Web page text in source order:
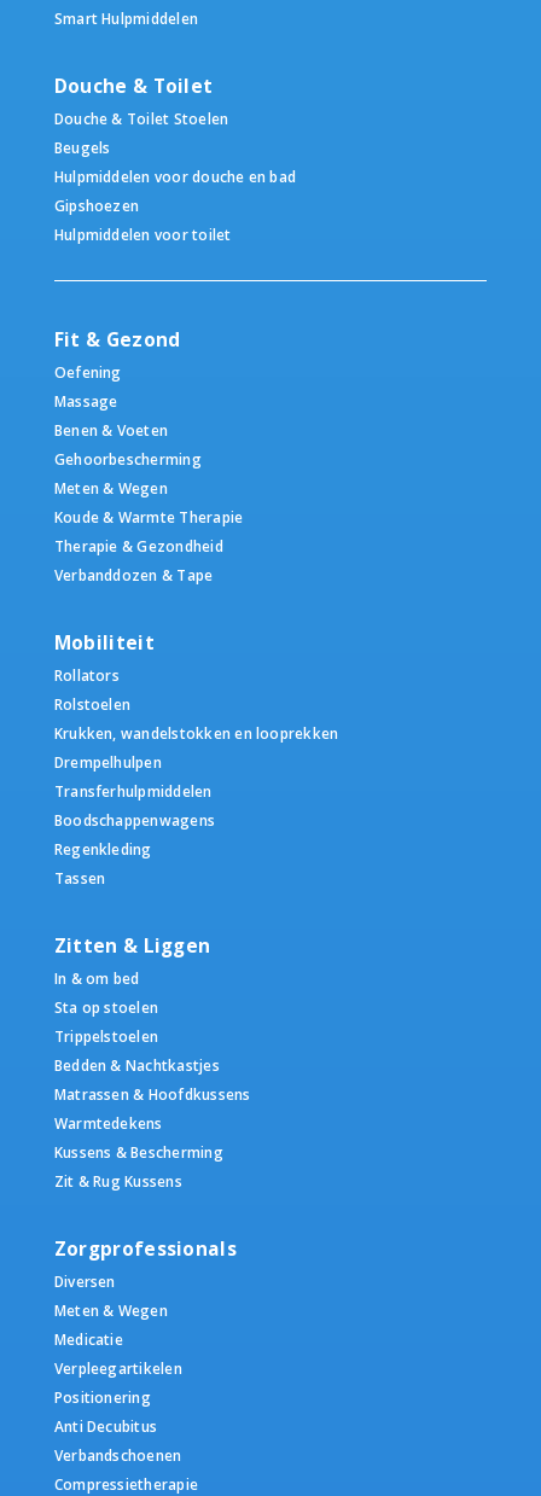
Smart Hulpmiddelen
Douche & Toilet
Douche & Toilet Stoelen
Beugels
Hulpmiddelen voor douche en bad
Gipshoezen
Hulpmiddelen voor toilet
Fit & Gezond
Oefening
Massage
Benen & Voeten
Gehoorbescherming
Meten & Wegen
Koude & Warmte Therapie
Therapie & Gezondheid
Verbanddozen & Tape
Mobiliteit
Rollators
Rolstoelen
Krukken, wandelstokken en looprekken
Drempelhulpen
Transferhulpmiddelen
Boodschappenwagens
Regenkleding
Tassen
Zitten & Liggen
In & om bed
Sta op stoelen
Trippelstoelen
Bedden & Nachtkastjes
Matrassen & Hoofdkussens
Warmtedekens
Kussens & Bescherming
Zit & Rug Kussens
Zorgprofessionals
Diversen
Meten & Wegen
Medicatie
Verpleegartikelen
Positionering
Anti Decubitus
Verbandschoenen
Compressietherapie